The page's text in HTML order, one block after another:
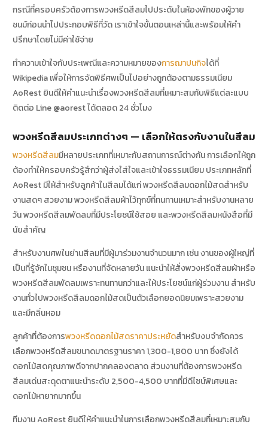
กรณีที่ครอบครัวต้องการพวงหรีดสีลมไปประดับในห้องพักของผู้วาย
ชนม์ก่อนนำไปประกอบพิธีที่วัด เราเข้าใจขั้นตอนเหล่านี้และพร้อมให้คำ
ปรึกษาโดยไม่มีค่าใช้จ่าย
ทำความเข้าใจกับประเพณีและความหมายของการฌาปนกิจได้ที่
Wikipedia เพื่อให้การจัดพิธีศพเป็นไปอย่างถูกต้องตามธรรมเนียม
AoRest ยินดีให้คำแนะนำเรื่องพวงหรีดสีลมที่เหมาะสมกับพิธีแต่ละแบบ
ติดต่อ Line @aorest ได้ตลอด 24 ชั่วโมง
พวงหรีดสีลมประเภทต่างๆ — เลือกให้ตรงกับงานในสีลม
พวงหรีดสีลมมีหลายประเภทที่เหมาะกับสถานการณ์ต่างกัน การเลือกให้ถูก
ต้องทำให้ครอบครัวรู้สึกว่าผู้ส่งใส่ใจและเข้าใจธรรมเนียม ประเภทหลักที่
AoRest มีให้สำหรับลูกค้าในสีลมได้แก่ พวงหรีดสีลมดอกไม้สดสำหรับ
งานสดๆ สวยงาม พวงหรีดสีลมผ้าไว้ทุกข์ที่ทนทานเหมาะสำหรับงานหลาย
วัน พวงหรีดสีลมพัดลมที่มีประโยชน์ใช้สอย และพวงหรีดสีลมหนังสือที่มี
นัยสำคัญ
สำหรับงานศพในย่านสีลมที่มีผู้มาร่วมงานจำนวนมาก เช่น งานของผู้ใหญ่ที่
เป็นที่รู้จักในชุมชน หรืองานที่จัดหลายวัน แนะนำให้สั่งพวงหรีดสีลมผ้าหรือ
พวงหรีดสีลมพัดลมเพราะทนทานกว่าและให้ประโยชน์แก่ผู้ร่วมงาน สำหรับ
งานทั่วไปพวงหรีดสีลมดอกไม้สดเป็นตัวเลือกยอดนิยมเพราะสวยงาม
และมีกลิ่นหอม
ลูกค้าที่ต้องการพวงหรีดดอกไม้สดราคาประหยัดสำหรับงบจำกัดควร
เลือกพวงหรีดสีลมขนาดมาตรฐานราคา 1,300-1,800 บาท ซึ่งยังได้
ดอกไม้สดคุณภาพดีจากปากคลองตลาด ส่วนงานที่ต้องการพวงหรีด
สีลมเด่นสะดุดตาแนะนำระดับ 2,500-4,500 บาทที่มีดีไซน์พิเศษและ
ดอกไม้หายากมากขึ้น
ทีมงาน AoRest ยินดีให้คำแนะนำในการเลือกพวงหรีดสีลมที่เหมาะสมกับ